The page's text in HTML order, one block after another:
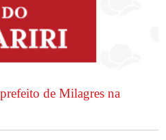
de Milagres na